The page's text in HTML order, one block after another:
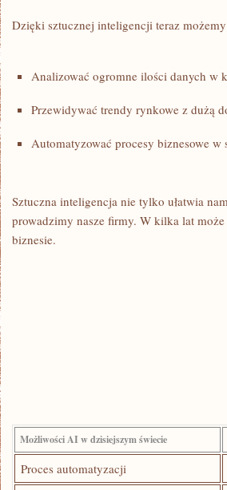
Dzięki sztucznej inteligencji teraz
Analizować ogromne ilości danych w
Przewidywać trendy rynkowe z dużą
Automatyzować procesy‍ biznesowe w
Sztuczna ⁣inteligencja‌ nie tylko ułatwia
prowadzimy ⁣nasze firmy. ​W ⁣kilka lat
biznesie.
Możliwości AI⁣ w dzisiejszym świecie
Proces automatyzacji